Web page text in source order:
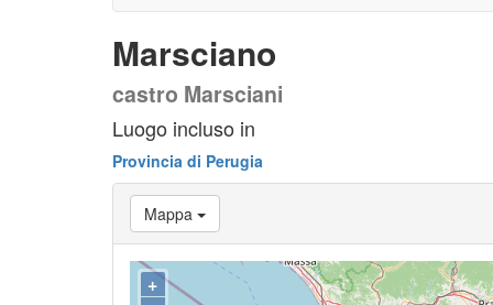
Marsciano
castro Marsciani
Luogo incluso in
Provincia di Perugia
Mappa
+